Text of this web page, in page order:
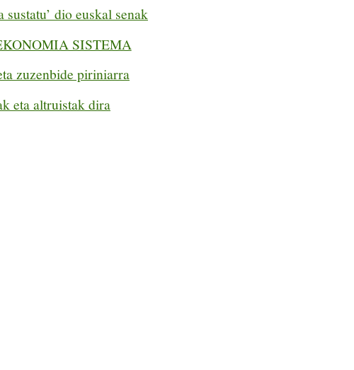
sustatu’ dio euskal senak
SISTEMA
zuzenbide piriniarra
eta altruistak dira